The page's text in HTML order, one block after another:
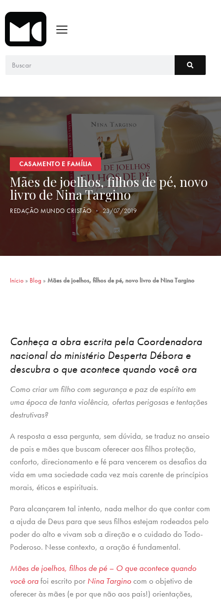
CASAMENTO E FAMÍLIA
Mães de joelhos, filhos de pé, novo
livro de Nina Targino
REDAÇÃO MUNDO CRISTÃO 23/07/2019
Início » Blog » Mães de joelhos, filhos de pé, novo livro de Nina Targino
Conheça a obra escrita pela Coordenadora
nacional do ministério Desperta Débora e
descubra o que acontece quando você ora
Como criar um filho com segurança e paz de espírito em
uma época de tanta violência, ofertas perigosas e tentações
destrutivas?
A resposta a essa pergunta, sem dúvida, se traduz no anseio
de pais e mães que buscam oferecer aos filhos proteção,
conforto, direcionamento e fé para vencerem os desafios da
vida em uma sociedade cada vez mais carente de princípios
morais, éticos e espirituais.
Para alcançarem tal intento, nada melhor do que contar com
a ajuda de Deus para que seus filhos estejam rodeados pelo
poder do alto e vivam sob a direção e o cuidado do Todo-
Poderoso. Nesse contexto, a oração é fundamental.
Mães de joelhos, filhos de pé – O que acontece quando
você orafoi escrito por Nina Targinocom o objetivo de
oferecer às mães (e por que não aos pais!) orientações,